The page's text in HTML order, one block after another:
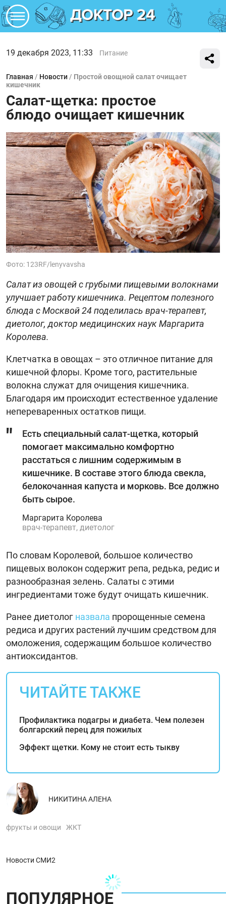
19 декабря 2023, 11:33 Питание
Главная / Новости / Простой овощной салат очищает
кишечник
Салат-щетка: простое
блюдо очищает кишечник
Фото: 123RF/lenyvavsha
Салат из овощей с грубыми пищевыми волокнами
улучшает работу кишечника. Рецептом полезного
блюда с Москвой 24 поделилась врач-терапевт,
диетолог, доктор медицинских наук Маргарита
Королева.
Клетчатка в овощах – это отличное питание для
кишечной флоры. Кроме того, растительные
волокна служат для очищения кишечника.
Благодаря им происходит естественное удаление
непереваренных остатков пищи.
Есть специальный салат-щетка, который
помогает максимально комфортно
расстаться с лишним содержимым в
кишечнике. В составе этого блюда свекла,
белокочанная капуста и морковь. Все должно
быть сырое.
Маргарита Королева
врач-терапевт, диетолог
По словам Королевой, большое количество
пищевых волокон содержит репа, редька, редис и
разнообразная зелень. Салаты с этими
ингредиентами тоже будут очищать кишечник.
Ранее диетолог назвала пророщенные семена
редиса и других растений лучшим средством для
омоложения, содержащим большое количество
антиоксидантов.
ЧИТАЙТЕ ТАКЖЕ
Профилактика подагры и диабета. Чем полезен
болгарский перец для пожилых
Эффект щетки. Кому не стоит есть тыкву
НИКИТИНА АЛЕНА
фрукты и овощи ЖКТ
Новости СМИ2
ПОПУЛЯРНОЕ